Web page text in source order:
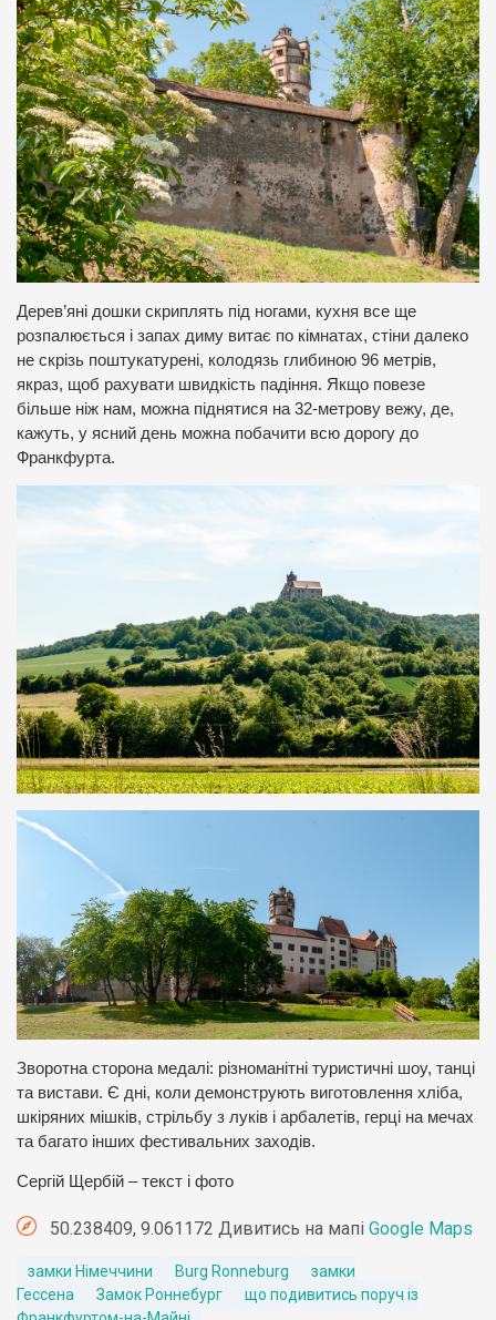
Дерев’яні дошки скриплять під ногами, кухня все ще
розпалюється і запах диму витає по кімнатах, стіни далеко
не скрізь поштукатурені, колодязь глибиною 96 метрів,
якраз, щоб рахувати швидкість падіння. Якщо повезе
більше ніж нам, можна піднятися на 32-метрову вежу, де,
кажуть, у ясний день можна побачити всю дорогу до
Франкфурта.
Зворотна сторона медалі: різноманітні туристичні шоу, танці
та вистави. Є дні, коли демонструють виготовлення хліба,
шкіряних мішків, стрільбу з луків і арбалетів, герці на мечах
та багато інших фестивальних заходів.
Сергій Щербій – текст і фото
50.238409, 9.061172 Дивитись на мапі Google Maps
замки Німеччини Burg Ronneburg
замки
Гессена
Замок Роннебург
що подивитись поруч із